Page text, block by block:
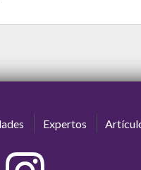
Expertos